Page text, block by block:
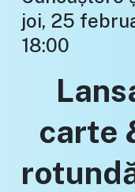
joi, 25
18:00
carte